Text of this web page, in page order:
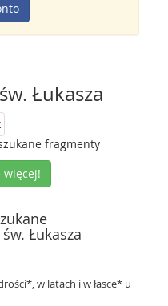
Łukasza
fragmenty
więcej!
Łukasza
w latach i w łasce* u